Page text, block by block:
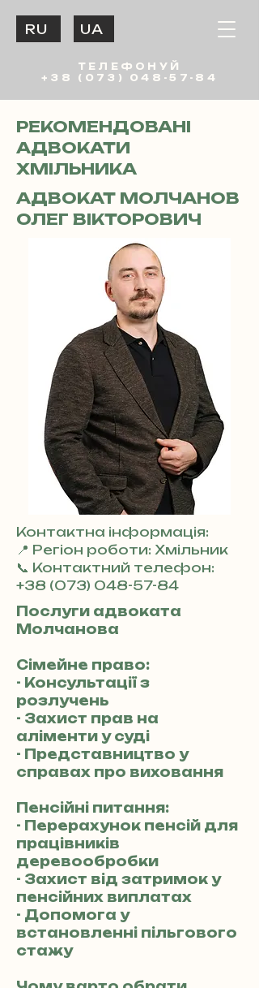
ТЕЛЕФОНУЙ
+38 (073) 048-57-84
UA
RU
РЕКОМЕНДОВАНІ
АДВОКАТИ
ХМІЛЬНИКА
АДВОКАТ МОЛЧАНОВ
ОЛЕГ ВІКТОРОВИЧ
Контактна інформація:
📍 Регіон роботи: Хмільник
📞 Контактний телефон:
+38 (073) 048-57-84
Послуги адвоката
Молчанова
Сімейне право:
- Консультації з
розлучень
- Захист прав на
аліменти у суді
- Представництво у
справах про виховання
Пенсійні питання:
- Перерахунок пенсій для
працівників
деревообробки
- Захист від затримок у
пенсійних виплатах
- Допомога у
встановленні пільгового
стажу